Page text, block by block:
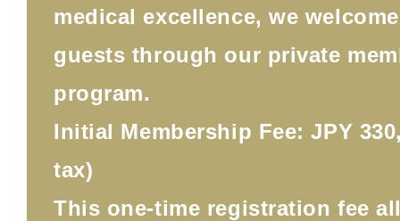
medical excellence, we
guests through our private
program.
Initial Membership Fee: JPY
tax)
This one-time registration fee